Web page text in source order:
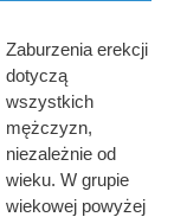
Zaburzenia erekcji
dotyczą
wszystkich
mężczyzn,
niezależnie od
wieku. W grupie
wiekowej powyżej